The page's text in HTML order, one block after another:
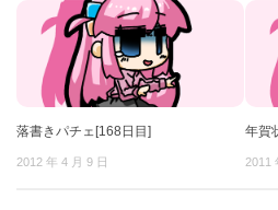
落書きパチェ[168日目]
2012 年 4 月 9 日
年賀
2011